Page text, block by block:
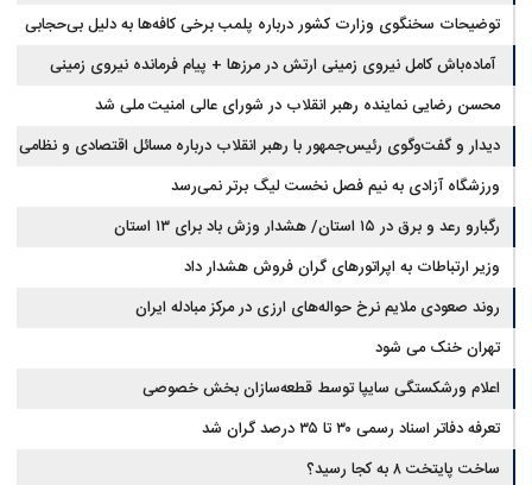
توضیحات سخنگوی وزارت کشور درباره پلمب برخی کافه‌ها به دلیل بی‌حجابی
آماده‌باش کامل نیروی زمینی ارتش در مرزها + پیام فرمانده نیروی زمینی
ارتش
محسن رضایی نماینده رهبر انقلاب در شورای عالی امنیت ملی شد
دیدار و گفت‌وگوی رئیس‌جمهور با رهبر انقلاب درباره مسائل اقتصادی و نظامی
کشور
ورزشگاه آزادی به نیم فصل نخست لیگ برتر نمی‌رسد
رگبارو رعد و برق در ۱۵ استان/ هشدار وزش باد برای ۱۳ استان‌
وزیر ارتباطات به اپراتورهای گران فروش هشدار داد
روند صعودی ملایم نرخ حواله‌های ارزی در مرکز مبادله ایران
تهران خنک می شود
اعلام ورشکستگی سایپا توسط قطعه‌سازان بخش خصوصی
تعرفه دفاتر اسناد رسمی ۳۰ تا ۳۵ درصد گران شد
ساخت پایتخت ۸ به کجا رسید؟